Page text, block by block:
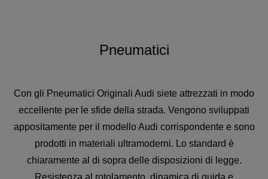
Pneumatici
Con gli Pneumatici Originali Audi siete attrezzati in modo
eccellente per le sfide della strada. Vengono sviluppati
appositamente per il modello Audi corrispondente e sono
prodotti in materiali ultramoderni. Lo standard è
chiaramente al di sopra delle disposizioni di legge.
Resistenza al rotolamento, dinamica di guida e